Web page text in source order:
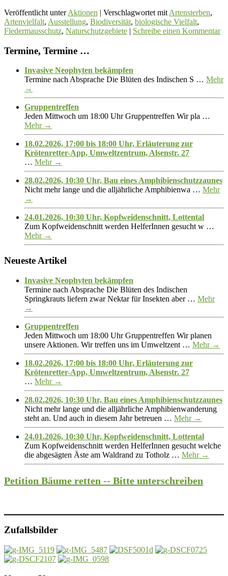
Veröffentlicht unter Aktionen | Verschlagwortet mit Artensterben,
Artenvielfalt, Ausstellung, Biodiversität, biologische Vielfalt,
Fledermausschutz, Naturschutzgebiete | Schreibe einen Kommentar
Termine, Termine …
Invasive Neophyten bekämpfen
Termine nach Absprache Die Blüten des Indischen S … Mehr
→
Gruppentreffen
Jeden Mittwoch um 18:00 Uhr Gruppentreffen Wir pla …
Mehr →
18.02.2026, 17:00 bis 18:00 Uhr, Erläuterung zur
Krötenretter-App, Umweltzentrum, Alsenstr. 27
… Mehr →
28.02.2026, 10:30 Uhr, Bau eines Amphibienschutzzaunes
Nicht mehr lange und die alljährliche Amphibienwa … Mehr
→
24.01.2026, 10:30 Uhr, Kopfweidenschnitt, Lottental
Zum Kopfweidenschnitt werden HelferInnen gesucht w …
Mehr →
Neueste Artikel
Invasive Neophyten bekämpfen
Termine nach Absprache Die Blüten des Indischen
Springkrauts liefern zwar Nektar für Insekten aber … Mehr
→
Gruppentreffen
Jeden Mittwoch um 18:00 Uhr Gruppentreffen Wir planen
unsere Aktionen. Wir treffen uns im Umweltzent … Mehr →
18.02.2026, 17:00 bis 18:00 Uhr, Erläuterung zur
Krötenretter-App, Umweltzentrum, Alsenstr. 27
… Mehr →
28.02.2026, 10:30 Uhr, Bau eines Amphibienschutzzaunes
Nicht mehr lange und die alljährliche Amphibienwanderung
steht an. Und auch in diesem Jahr betreuen … Mehr →
24.01.2026, 10:30 Uhr, Kopfweidenschnitt, Lottental
Zum Kopfweidenschnitt werden HelferInnen gesucht welche
die abgesägten Äste am Waldrand zu Totholz … Mehr →
Petition Bäume retten -- Bitte unterschreiben
Zufallsbilder